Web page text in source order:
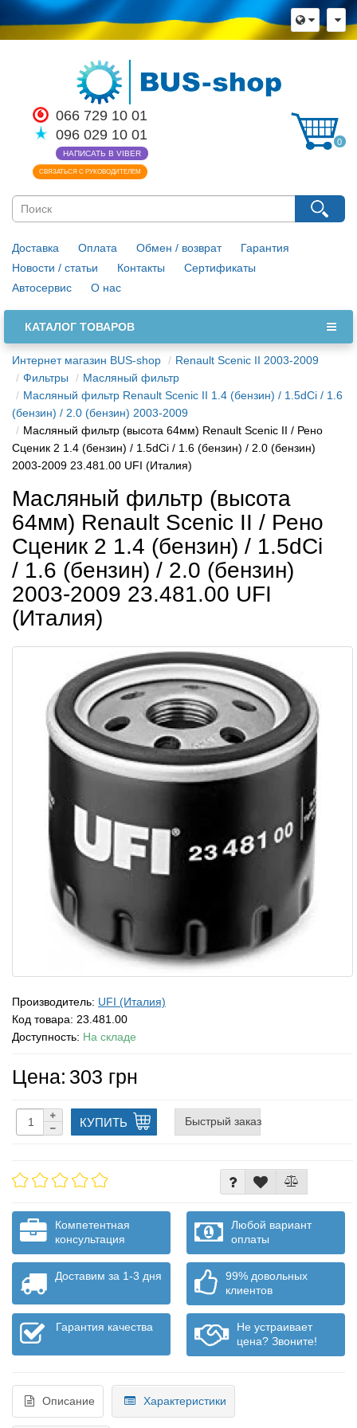
066 729 10 01
096 029 10 01
НАПИСАТЬ В VIBER
СВЯЗАТЬСЯ С РУКОВОДИТЕЛЕМ
0
Доставка Оплата Обмен / возврат
Гарантия
Новости / статьи
Контакты
Сертификаты
Автосервис
О нас
КАТАЛОГ ТОВАРОВ
Интернет магазин BUS-shop
Renault Scenic II 2003-2009
Фильтры
Масляный фильтр
Масляный фильтр Renault Scenic II 1.4 (бензин) / 1.5dCi / 1.6
(бензин) / 2.0 (бензин) 2003-2009
Масляный фильтр (высота 64мм) Renault Scenic II / Рено
Сценик 2 1.4 (бензин) / 1.5dCi / 1.6 (бензин) / 2.0 (бензин)
2003-2009 23.481.00 UFI (Италия)
Масляный фильтр (высота
64мм) Renault Scenic II / Рено
Сценик 2 1.4 (бензин) / 1.5dCi
/ 1.6 (бензин) / 2.0 (бензин)
2003-2009 23.481.00 UFI
(Италия)
Производитель: UFI (Италия)
Код товара: 23.481.00
Доступность: На складе
Цена: 303 грн
КУПИТЬ Быстрый заказ
Компетентная
консультация
Любой вариант
оплаты
Доставим за 1-3 дня
99% довольных
клиентов
Гарантия качества
Не устраивает
цена? Звоните!
Описание Характеристики